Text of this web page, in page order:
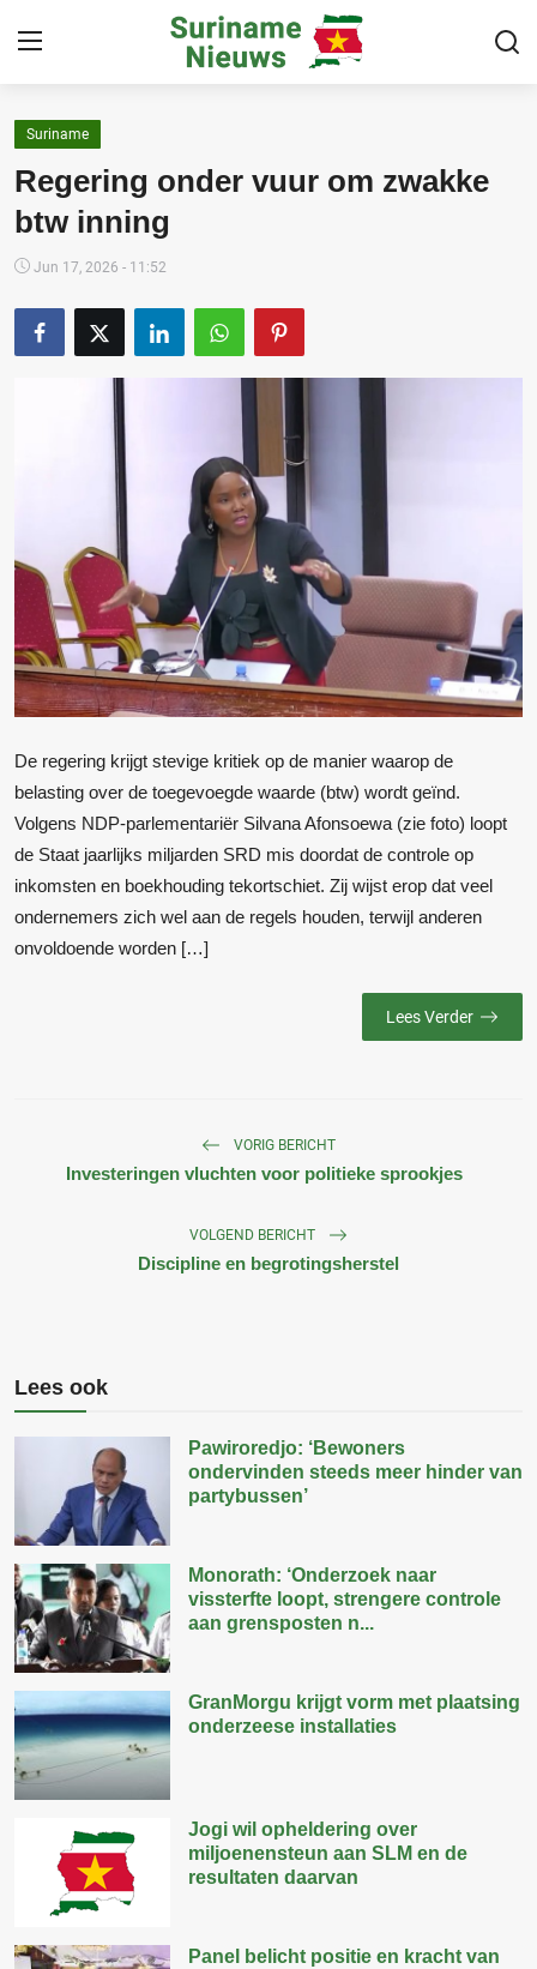
Home
Suriname
Buitenland
Sport
Cultuur & Media
Suriname
Regering onder vuur om zwakke
btw inning
Jun 17, 2026 - 11:52
De regering krijgt stevige kritiek op de manier waarop de
belasting over de toegevoegde waarde (btw) wordt geïnd.
Volgens NDP-parlementariër Silvana Afonsoewa (zie foto) loopt
de Staat jaarlijks miljarden SRD mis doordat de controle op
inkomsten en boekhouding tekortschiet. Zij wijst erop dat veel
ondernemers zich wel aan de regels houden, terwijl anderen
onvoldoende worden […]
Lees Verder
VORIG BERICHT
Investeringen vluchten voor politieke sprookjes
VOLGEND BERICHT
Discipline en begrotingsherstel
Lees ook
Pawiroredjo: ‘Bewoners
ondervinden steeds meer hinder van
partybussen’
Monorath: ‘Onderzoek naar
vissterfte loopt, strengere controle
aan grensposten n...
GranMorgu krijgt vorm met plaatsing
onderzeese installaties
Jogi wil opheldering over
miljoenensteun aan SLM en de
resultaten daarvan
Panel belicht positie en kracht van